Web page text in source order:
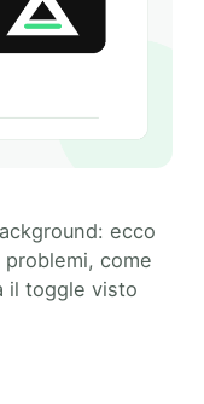
ecco
come
il toggle visto